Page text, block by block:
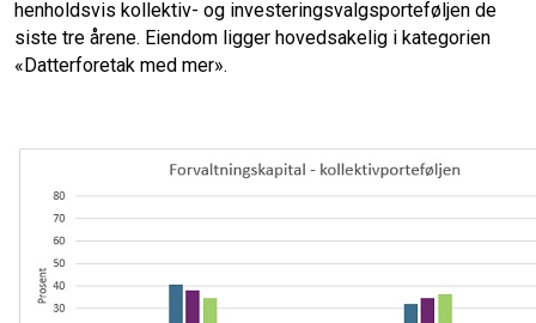
henholdsvis kollektiv- og investeringsvalgsporteføljen de
siste tre årene. Eiendom ligger hovedsakelig i kategorien
«Datterforetak med mer».